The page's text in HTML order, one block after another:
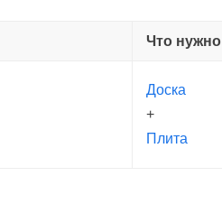
Что нужно
Доска
+
Плита